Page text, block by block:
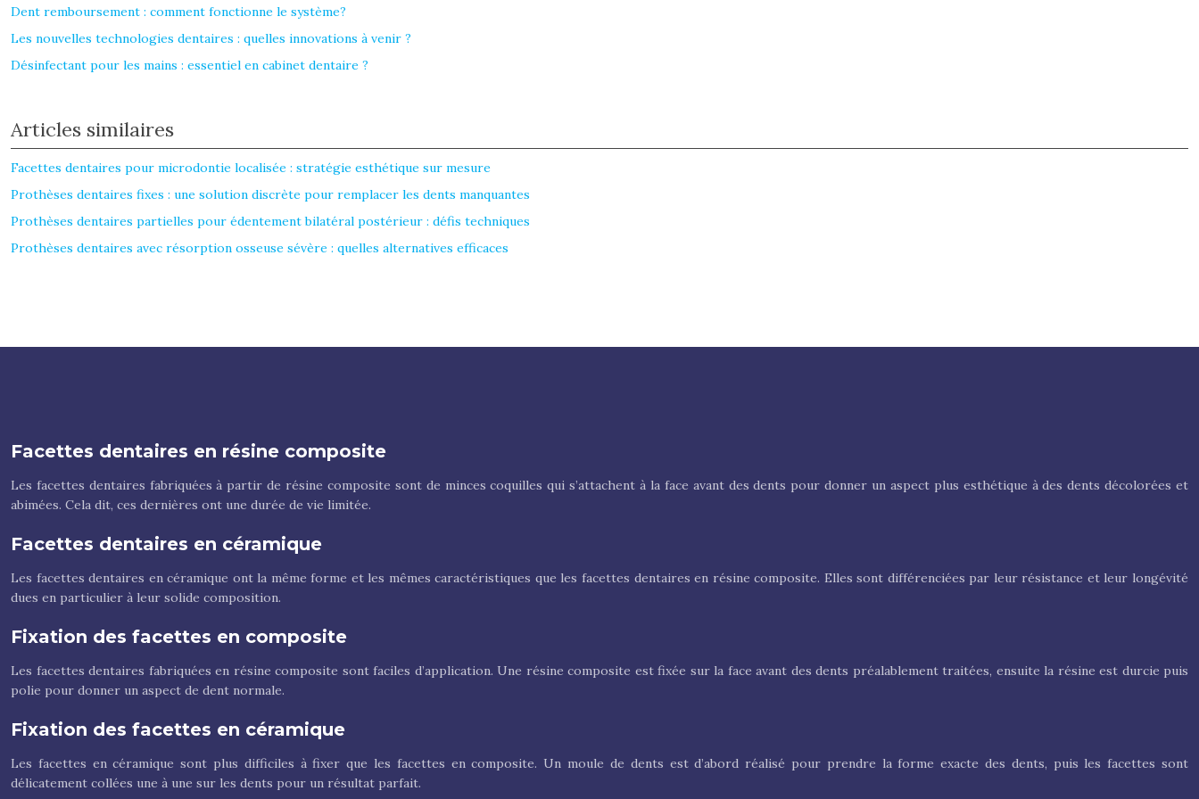
Dent remboursement : comment fonctionne le système?
Les nouvelles technologies dentaires : quelles innovations à venir ?
Désinfectant pour les mains : essentiel en cabinet dentaire ?
Articles similaires
Facettes dentaires pour microdontie localisée : stratégie esthétique sur mesure
Prothèses dentaires fixes : une solution discrète pour remplacer les dents manquantes
Prothèses dentaires partielles pour édentement bilatéral postérieur : défis techniques
Prothèses dentaires avec résorption osseuse sévère : quelles alternatives efficaces
Facettes dentaires en résine composite
Les facettes dentaires fabriquées à partir de résine composite sont de minces coquilles qui s’attachent à la face avant des dents pour donner un aspect plus esthétique à des dents décolorées et
abimées. Cela dit, ces dernières ont une durée de vie limitée.
Facettes dentaires en céramique
Les facettes dentaires en céramique ont la même forme et les mêmes caractéristiques que les facettes dentaires en résine composite. Elles sont différenciées par leur résistance et leur longévité
dues en particulier à leur solide composition.
Fixation des facettes en composite
Les facettes dentaires fabriquées en résine composite sont faciles d’application. Une résine composite est fixée sur la face avant des dents préalablement traitées, ensuite la résine est durcie puis
polie pour donner un aspect de dent normale.
Fixation des facettes en céramique
Les facettes en céramique sont plus difficiles à fixer que les facettes en composite. Un moule de dents est d’abord réalisé pour prendre la forme exacte des dents, puis les facettes sont
délicatement collées une à une sur les dents pour un résultat parfait.